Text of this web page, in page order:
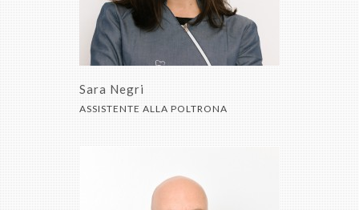
Sara Negri
ASSISTENTE ALLA POLTRONA